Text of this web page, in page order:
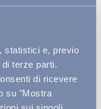
statistici e, previo
terze parti.
di ricevere
su "Mostra
con l’oceano,
chi cerca
con la
certezza
al mare a
e Gran